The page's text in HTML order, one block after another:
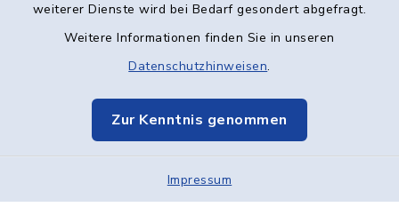
weiterer Dienste wird bei Bedarf gesondert abgefragt.
Weitere Informationen finden Sie in unseren
Datenschutzhinweisen.
Zur Kenntnis genommen
Impressum
Datenschutz
Elektronische Kommunikation
Sitemap